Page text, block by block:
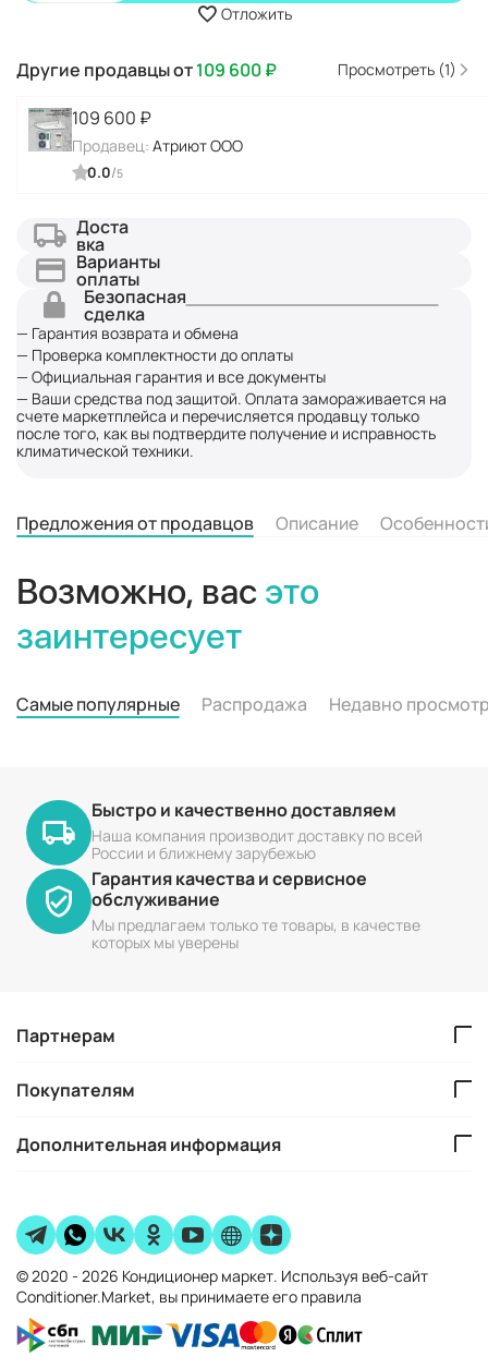
Отложить
Другие продавцы от109 600₽ Просмотреть (1)
109 600 ₽
Продавец: Атриют ООО
0.0/5
Доста
вка
Варианты
оплаты
Безопасная
сделка
— Гарантия возврата и обмена
— Проверка комплектности до оплаты
— Официальная гарантия и все документы
— Ваши средства под защитой. Оплата замораживается на
счете маркетплейса и перечисляется продавцу только
после того, как вы подтвердите получение и исправность
климатической техники.
Предложения от продавцов Описание
Возможно, вас это
заинтересует
Самые популярные Распродажа Недавно
Быстро и качественно доставляем
Наша компания производит доставку по всей
России и ближнему зарубежью
Гарантия качества и сервисное
обслуживание
Мы предлагаем только те товары, в качестве
которых мы уверены
Партнерам
Покупателям
Дополнительная информация
© 2020 - 2026 Кондиционер маркет. Используя веб-сайт
Conditioner.Market, вы принимаете его правила